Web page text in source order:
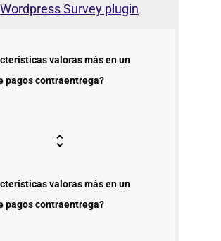
Wordpress Survey plugin
valoras más en un
pagos contraentrega?
valoras más en un
pagos contraentrega?